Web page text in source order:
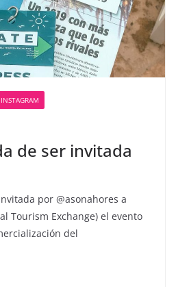
INSTAGRAM
de ser invitada
por @asonahores a
Tourism Exchange) el evento
del